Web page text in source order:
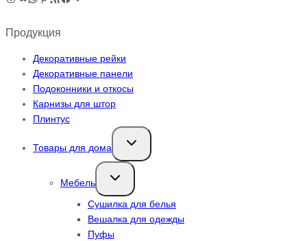
Продукция
Декоративные рейки
Декоративные панели
Подоконники и откосы
Карнизы для штор
Плинтус
Товары для дома
Переключить
дочернее
Мебель
Переключить
дочернее
Сушилка для белья
Вешалка для одежды
Пуфы